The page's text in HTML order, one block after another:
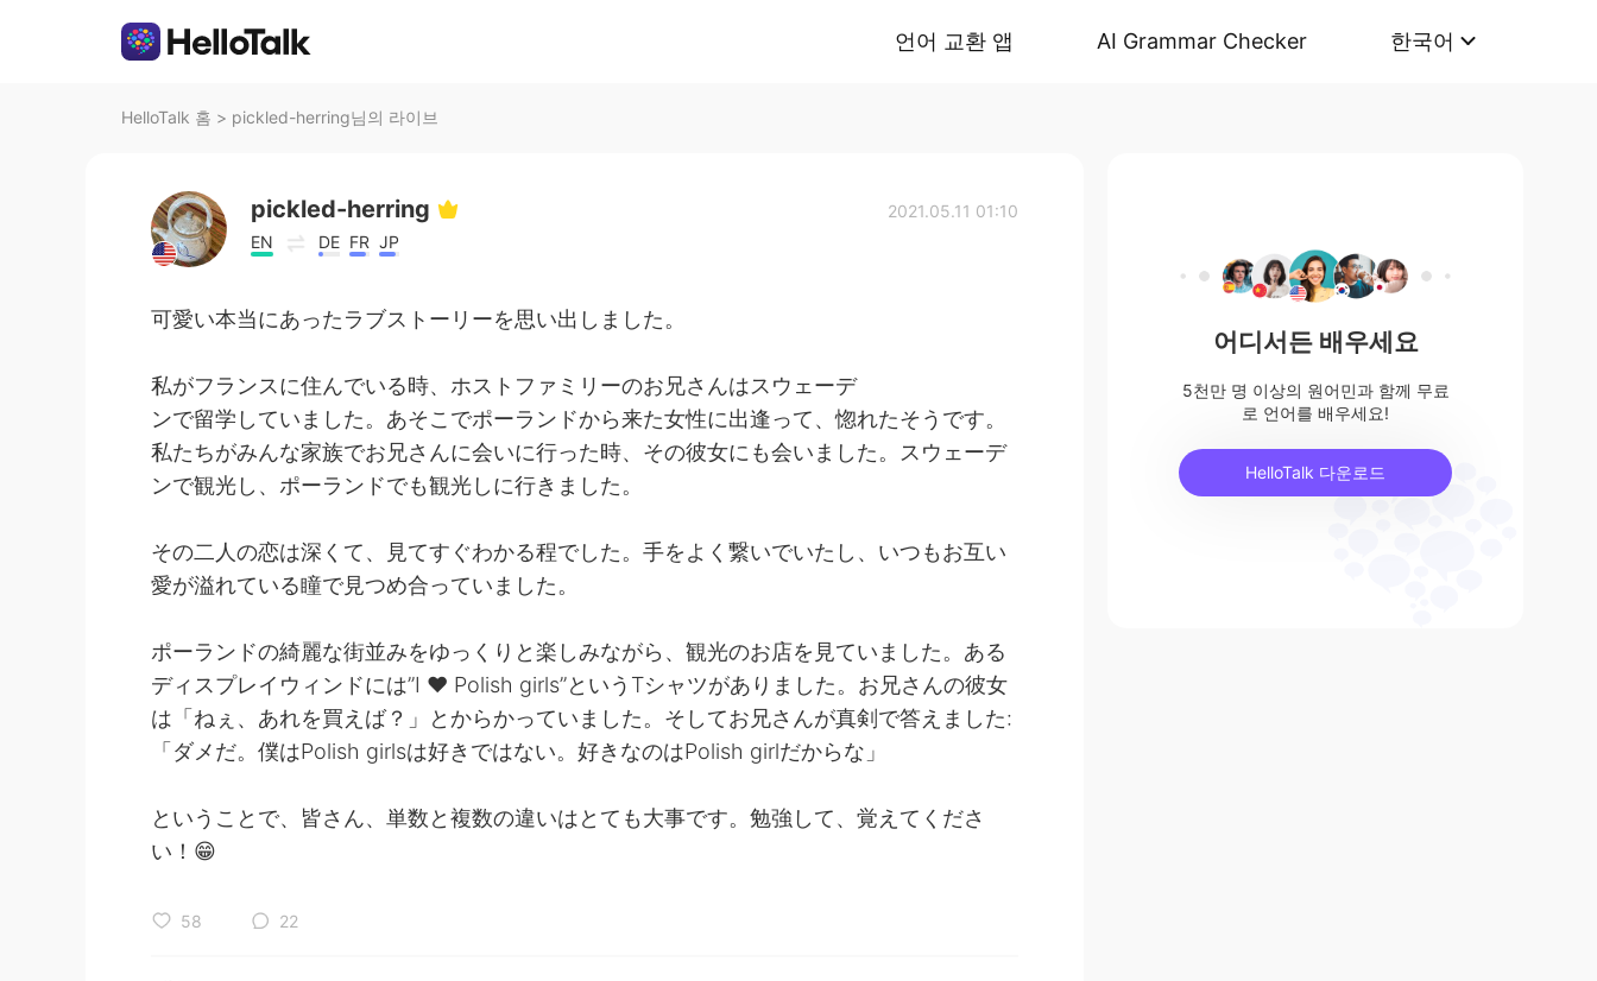
언어 교환 앱 AI Grammar Checker 한국어
HelloTalk 홈 > pickled-herring님의 라이브
pickled-herring
EN DE FR JP
2021.05.11 01:10
可愛い本当にあったラブストーリーを思い出しました。
私がフランスに住んでいる時、ホストファミリーのお兄さんはスウェーデ
ンで留学していました。あそこでポーランドから来た女性に出逢って、惚れたそうです。
私たちがみんな家族でお兄さんに会いに行った時、その彼女にも会いました。スウェーデ
ンで観光し、ポーランドでも観光しに行きました。
その二人の恋は深くて、見てすぐわかる程でした。手をよく繋いでいたし、いつもお互い
愛が溢れている瞳で見つめ合っていました。
ポーランドの綺麗な街並みをゆっくりと楽しみながら、観光のお店を見ていました。ある
ディスプレイウィンドには”I ❤️ Polish girls”というTシャツがありました。お兄さんの彼女
は「ねぇ、あれを買えば？」とからかっていました。そしてお兄さんが真剣で答えました:
「ダメだ。僕はPolish girlsは好きではない。好きなのはPolish girlだからな」
ということで、皆さん、単数と複数の違いはとても大事です。勉強して、覚えてくださ
い！😁
58 22
어디서든 배우세요
5천만 명 이상의 원어민과 함께 무료
로 언어를 배우세요!
HelloTalk 다운로드